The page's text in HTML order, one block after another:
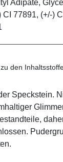
Adipate,
77891, (+/-)
den
Speckstein.